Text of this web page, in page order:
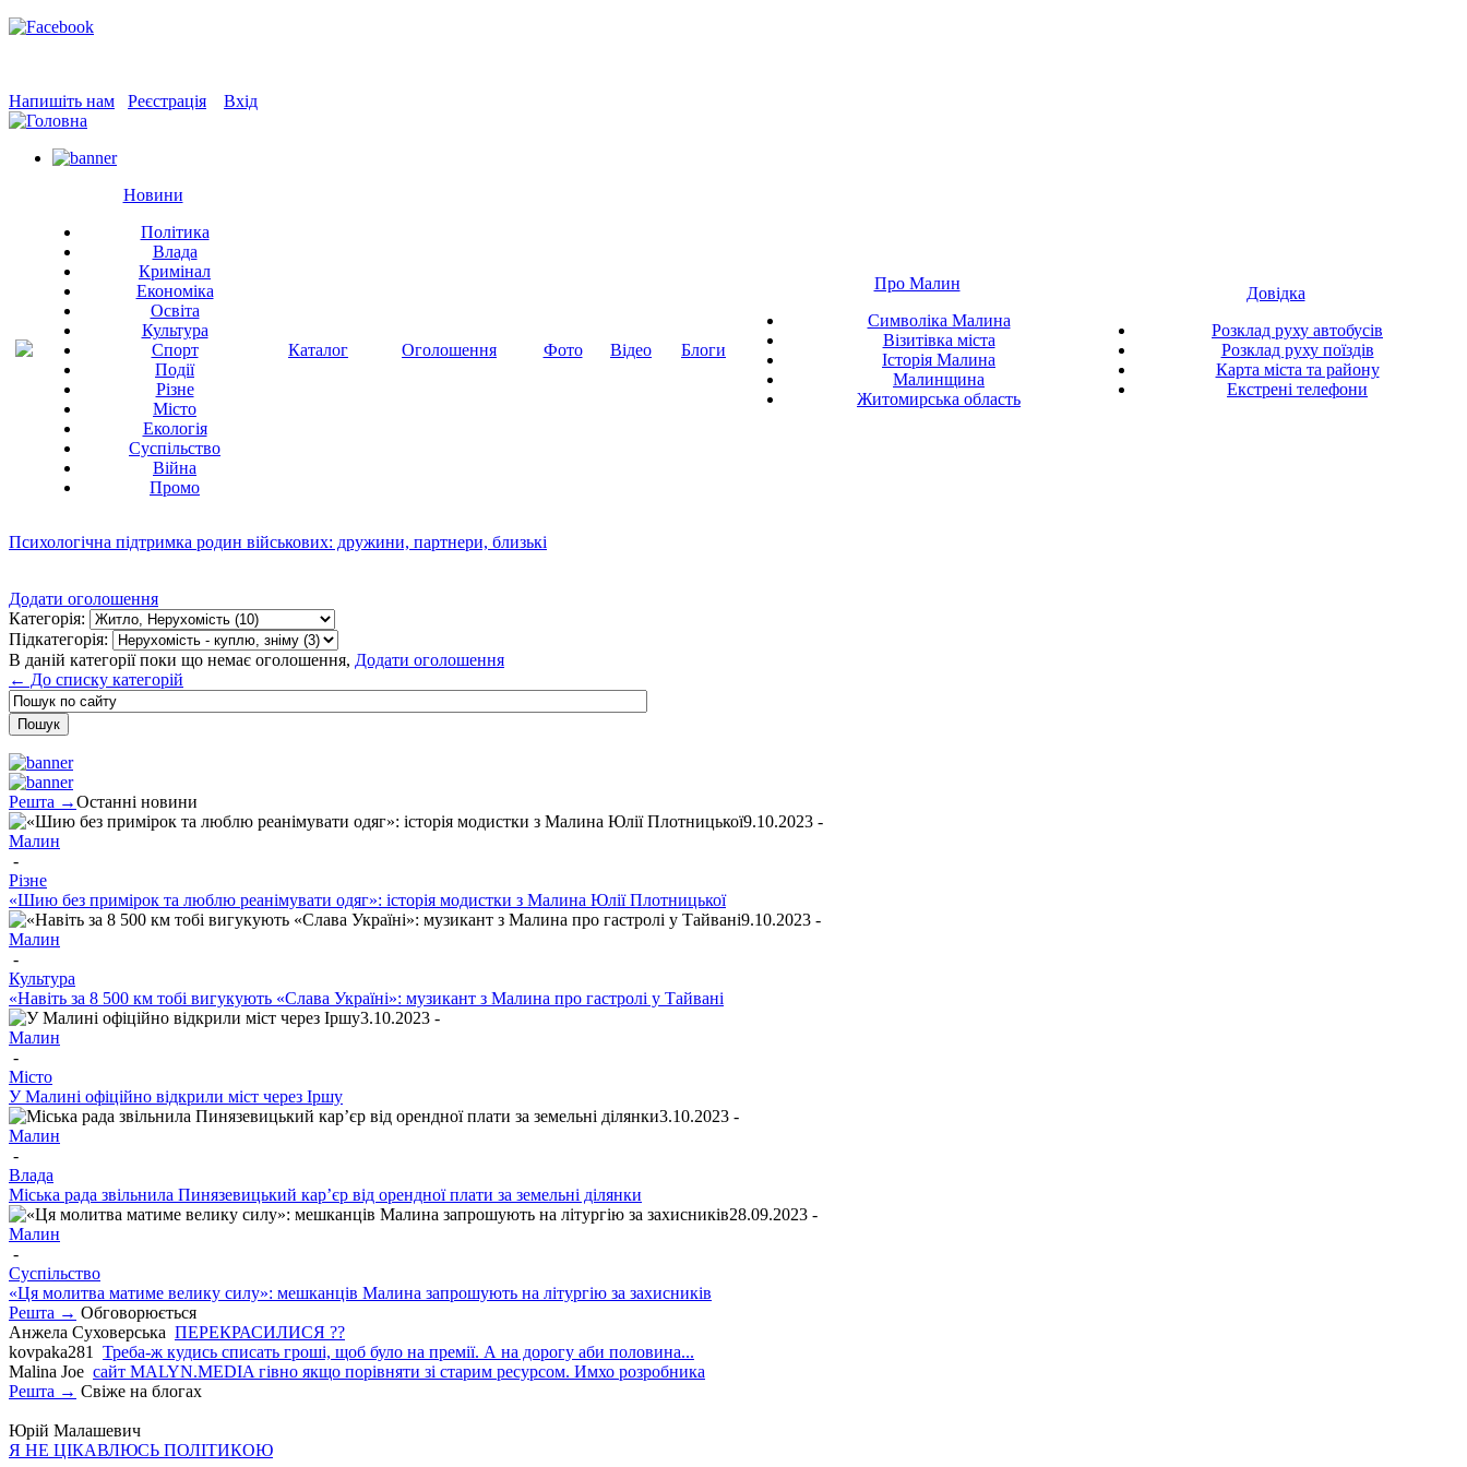
Напишіть нам Реєстрація Вхід
Новини
Політика
Влада
Кримінал
Економіка
Освіта
Культура
Спорт
Події
Різне
Місто
Екологія
Суспільство
Війна
Промо
Каталог Оголошення Фото Відео Блоги
Про Малин
Символіка Малина
Візитівка міста
Історія Малина
Малинщина
Житомирська область
Довідка
Розклад руху автобусів
Розклад руху поїздів
Карта міста та району
Екстрені телефони
Психологічна підтримка родин військових: дружини, партнери, близькі
Додати оголошення
Категорія:
Підкатегорія:
В даній категорії поки що немає оголошення, Додати оголошення
← До списку категорій
Решта →Останні новини
9.10.2023 -
Малин
-
Різне
«Шию без примірок та люблю реанімувати одяг»: історія модистки з Малина Юлії Плотницької
9.10.2023 -
Малин
-
Культура
«Навіть за 8 500 км тобі вигукують «Слава Україні»: музикант з Малина про гастролі у Тайвані
3.10.2023 -
Малин
-
Місто
У Малині офіційно відкрили міст через Іршу
3.10.2023 -
Малин
-
Влада
Міська рада звільнила Пинязевицький кар’єр від орендної плати за земельні ділянки
28.09.2023 -
Малин
-
Суспільство
«Ця молитва матиме велику силу»: мешканців Малина запрошують на літургію за захисників
Решта → Обговорюється
Анжела Суховерська ПЕРЕКРАСИЛИСЯ ??
kovpaka281
Треба-ж кудись списать гроші, щоб було на премії. А на дорогу аби половина...
Malina Joe сайт MALYN.MEDIA гiвно якщо порiвняти зi старим ресурсом. Имхо розробника
Решта → Свіже на блогах
Юрій Малашевич
Я НЕ ЦІКАВЛЮСЬ ПОЛІТИКОЮ